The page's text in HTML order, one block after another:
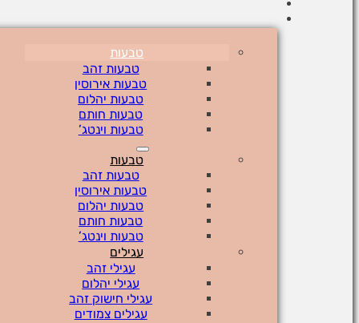
טבעות
טבעות זהב
טבעות אירוסין
טבעות יהלום
טבעות חותם
טבעות וינטג’
טבעות
טבעות זהב
טבעות אירוסין
טבעות יהלום
טבעות חותם
טבעות וינטג’
עגילים
עגילי זהב
עגילי יהלום
עגילי חישוק זהב
עגילים צמודים